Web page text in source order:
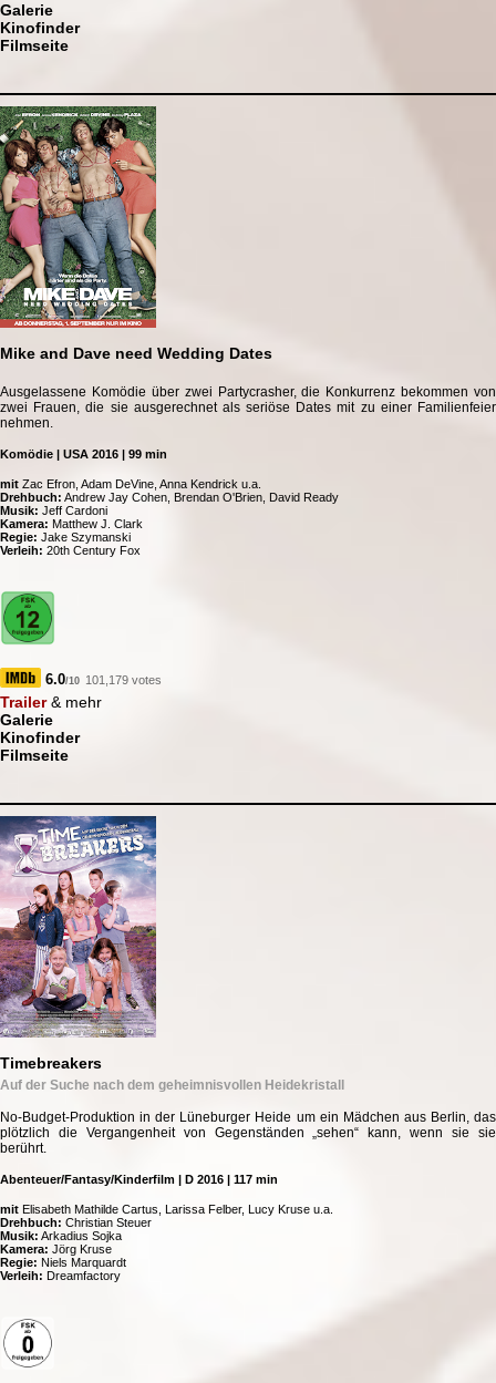
Galerie
Kinofinder
Filmseite
Mike and Dave need Wedding Dates
Ausgelassene Komödie über zwei Partycrasher, die Konkurrenz bekommen von
zwei Frauen, die sie ausgerechnet als seriöse Dates mit zu einer Familienfeier
nehmen.
Komödie | USA 2016 | 99 min
mit Zac Efron, Adam DeVine, Anna Kendrick u.a.
Drehbuch: Andrew Jay Cohen, Brendan O'Brien, David Ready
Musik: Jeff Cardoni
Kamera: Matthew J. Clark
Regie: Jake Szymanski
Verleih: 20th Century Fox
6.0/10 101,179 votes
Trailer& mehr
Galerie
Kinofinder
Filmseite
Timebreakers
Auf der Suche nach dem geheimnisvollen Heidekristall
No-Budget-Produktion in der Lüneburger Heide um ein Mädchen aus Berlin, das
plötzlich die Vergangenheit von Gegenständen „sehen“ kann, wenn sie sie
berührt.
Abenteuer/Fantasy/Kinderfilm | D 2016 | 117 min
mit Elisabeth Mathilde Cartus, Larissa Felber, Lucy Kruse u.a.
Drehbuch: Christian Steuer
Musik: Arkadius Sojka
Kamera: Jörg Kruse
Regie: Niels Marquardt
Verleih: Dreamfactory